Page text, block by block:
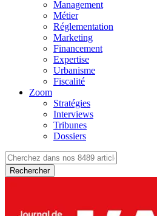
Management
Métier
Réglementation
Marketing
Financement
Expertise
Urbanisme
Fiscalité
Zoom
Stratégies
Interviews
Tribunes
Dossiers
Rechercher